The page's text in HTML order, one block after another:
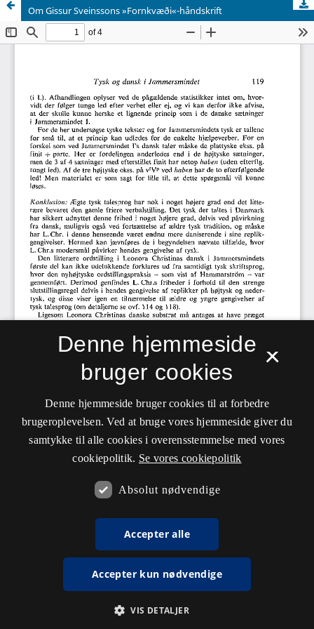
Om Gissur Sveinssons »Fornkvæði«-håndskrift
×
Denne hjemmeside
bruger cookies
Denne hjemmeside bruger cookies til at forbedre
brugeroplevelsen. Ved at bruge vores hjemmeside giver du
samtykke til alle cookies i overensstemmelse med vores
cookiepolitik. Se vores cookiepolitik
Absolut nødvendige
Accepter alle
Accepter kun nødvendige
VIS DETALJER